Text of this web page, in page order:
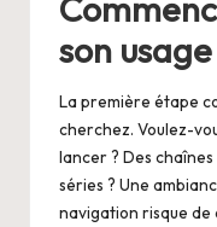
son usage
La première étape
cherchez. Voulez-
lancer ? Des
séries ? Une
navigation risque de